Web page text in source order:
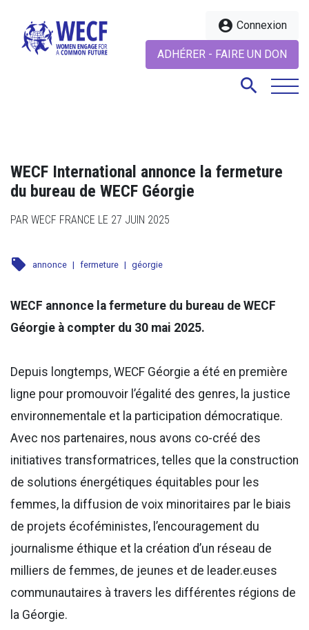
account_circle Connexion
ADHÉRER - FAIRE UN DON
search
WECF International annonce la fermeture
du bureau de WECF Géorgie
PAR WECF FRANCE LE 27 JUIN 2025
local_offer annonce | fermeture | géorgie
WECF annonce la fermeture du bureau de WECF
Géorgie à compter du 30 mai 2025.
Depuis longtemps, WECF Géorgie a été en première
ligne pour promouvoir l’égalité des genres, la justice
environnementale et la participation démocratique.
Avec nos partenaires, nous avons co-créé des
initiatives transformatrices, telles que la construction
de solutions énergétiques équitables pour les
femmes, la diffusion de voix minoritaires par le biais
de projets écoféministes, l’encouragement du
journalisme éthique et la création d’un réseau de
milliers de femmes, de jeunes et de leader.euses
communautaires à travers les différentes régions de
la Géorgie.